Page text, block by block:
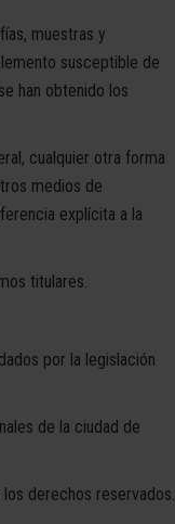
muestras y
susceptible de
han obtenido los
cualquier otra forma
medios de
explícita a la
titulares.
por la legislación
de la ciudad de
derechos reservados.